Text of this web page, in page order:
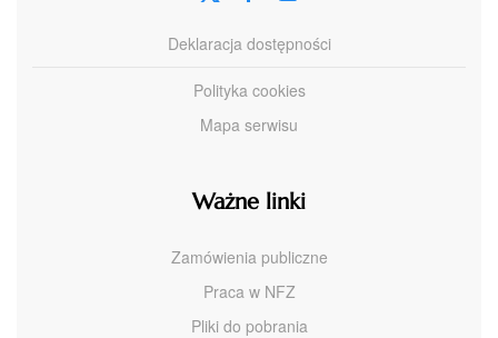
Deklaracja dostępności
Polityka cookies
Mapa serwisu
Ważne linki
Zamówienia publiczne
Praca w NFZ
Pliki do pobrania